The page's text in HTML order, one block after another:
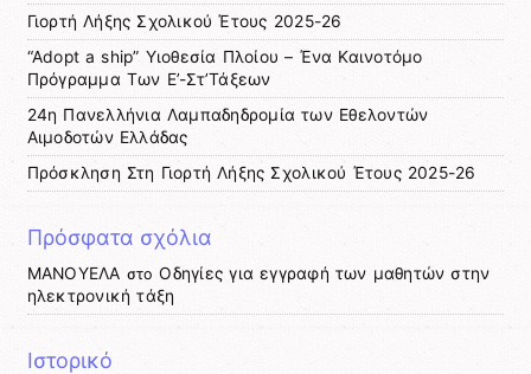
Γιορτή Λήξης Σχολικού Έτους 2025-26
“Adopt a ship” Υιοθεσία Πλοίου – Ένα Καινοτόμο
Πρόγραμμα Των Ε’-Στ’Τάξεων
24η Πανελλήνια Λαμπαδηδρομία των Εθελοντών
Αιμοδοτών Ελλάδας
Πρόσκληση Στη Γιορτή Λήξης Σχολικού Έτους 2025-26
Πρόσφατα σχόλια
ΜΑΝΟΥΕΛΑ στοΟδηγίες για εγγραφή των μαθητών στην
ηλεκτρονική τάξη
Ιστορικό